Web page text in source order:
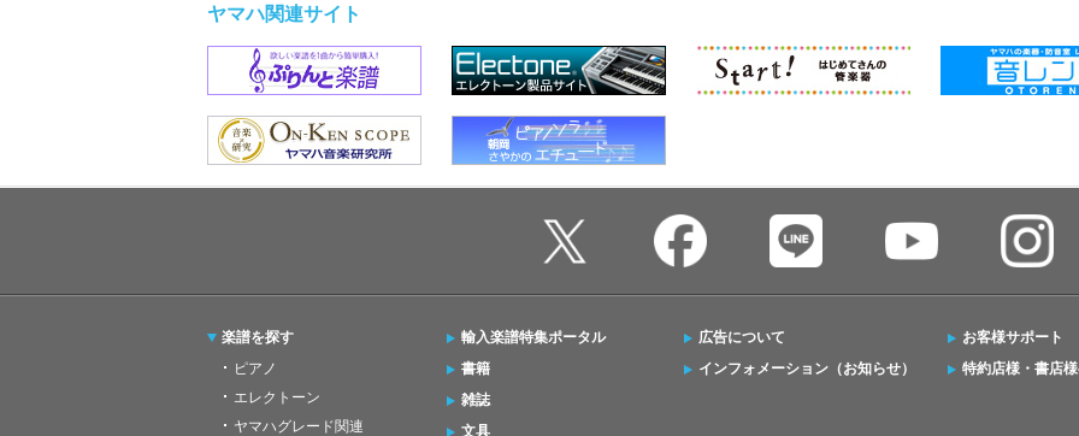
ヤマハ関連サイト
楽譜を探す
ピアノ
エレクトーン
ヤマハグレード関連
輸入楽譜特集ポータル
書籍
雑誌
文具
広告について
インフォメーション（お知らせ）
お客様サポート
特約店様・書店